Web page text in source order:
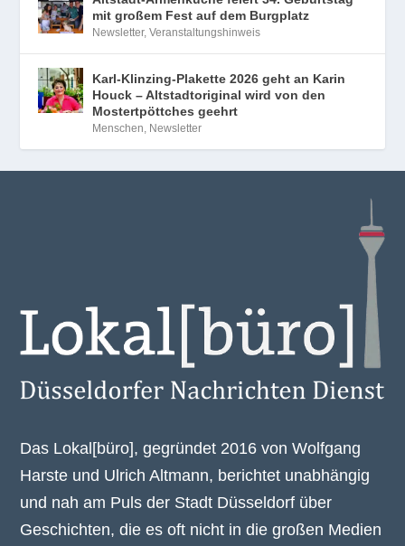
mit großem Fest auf dem Burgplatz
Newsletter,Veranstaltungshinweis
Karl-Klinzing-Plakette 2026 geht an Karin
Houck – Altstadtoriginal wird von den
Mostertpöttches geehrt
Menschen, Newsletter
Das Lokal[büro], gegründet 2016 von Wolfgang
Harste und Ulrich Altmann, berichtet unabhängig
und nah am Puls der Stadt Düsseldorf über
Geschichten, die es oft nicht in die großen Medien